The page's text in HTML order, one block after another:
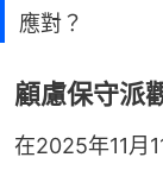
應對？
顧慮保守派
在2025年11月